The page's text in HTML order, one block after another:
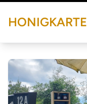
HONIGKARTE